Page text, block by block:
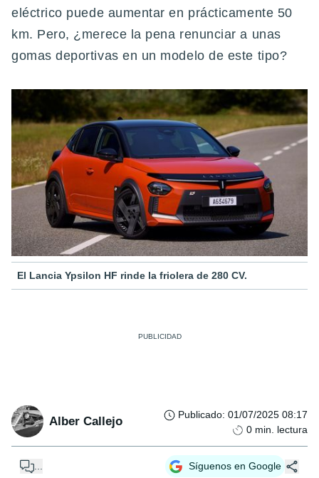
eléctrico puede aumentar en prácticamente 50
km. Pero, ¿merece la pena renunciar a unas
gomas deportivas en un modelo de este tipo?
El Lancia Ypsilon HF rinde la friolera de 280 CV.
Alber Callejo Publicado: 01/07/2025 08:17
0 min. lectura
... Síguenos en Google